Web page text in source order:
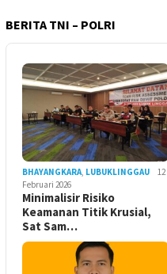
BERITA TNI – POLRI
BHAYANGKARA LUBUKLINGGAU
12
Februari 2026
Minimalisir Risiko
Keamanan Titik Krusial,
Sat Sam…